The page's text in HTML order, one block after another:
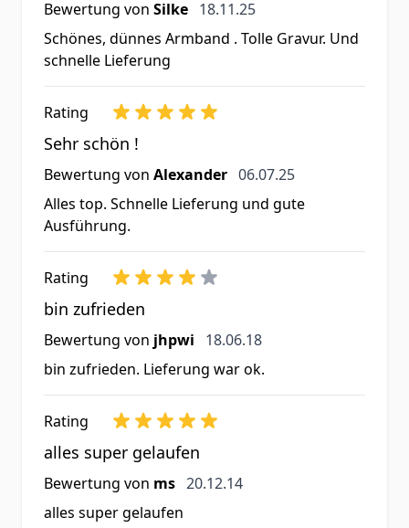
Bewertung von Silke 18. November 2025
18.11.25
Schönes, dünnes Armband . Tolle Gravur. Und
schnelle Lieferung
Rating
Sehr schön !
Bewertung von Alexander 6. Juli 2025
06.07.25
Alles top. Schnelle Lieferung und gute
Ausführung.
Rating
bin zufrieden
Bewertung von jhpwi 18. Juni 2018
18.06.18
bin zufrieden. Lieferung war ok.
Rating
alles super gelaufen
Bewertung von ms 20. Dezember 2014
20.12.14
alles super gelaufen